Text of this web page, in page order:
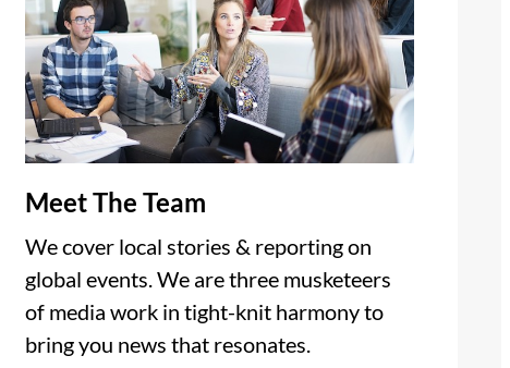
Meet The Team
We cover local stories & reporting on
global events. We are three musketeers
of media work in tight-knit harmony to
bring you news that resonates.